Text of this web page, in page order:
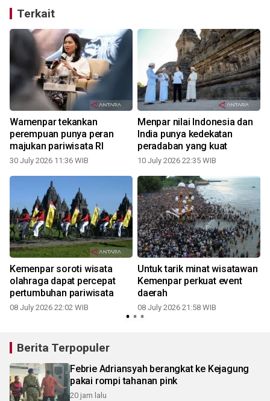
Terkait
Wamenpar tekankan
perempuan punya peran
majukan pariwisata RI
30 July 2026 11:36 WIB
Menpar nilai Indonesia dan
India punya kedekatan
peradaban yang kuat
10 July 2026 22:35 WIB
Kemenpar soroti wisata
olahraga dapat percepat
pertumbuhan pariwisata
08 July 2026 22:02 WIB
Untuk tarik minat wisatawan
Kemenpar perkuat event
daerah
08 July 2026 21:58 WIB
Berita Terpopuler
Febrie Adriansyah berangkat ke Kejagung
pakai rompi tahanan pink
20 jam lalu